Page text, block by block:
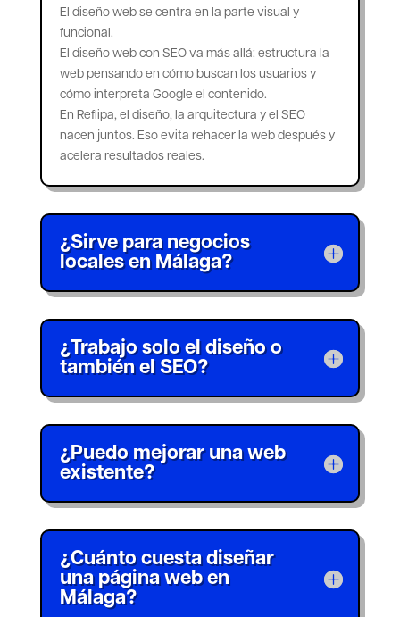
El diseño web se centra en la parte visual y
funcional.
El diseño web con SEO va más allá: estructura la
web pensando en cómo buscan los usuarios y
cómo interpreta Google el contenido.
En Reflipa, el diseño, la arquitectura y el SEO
nacen juntos. Eso evita rehacer la web después y
acelera resultados reales.
¿Sirve para negocios
locales en Málaga?
¿Trabajo solo el diseño o
también el SEO?
¿Puedo mejorar una web
existente?
¿Cuánto cuesta diseñar
una página web en
Málaga?